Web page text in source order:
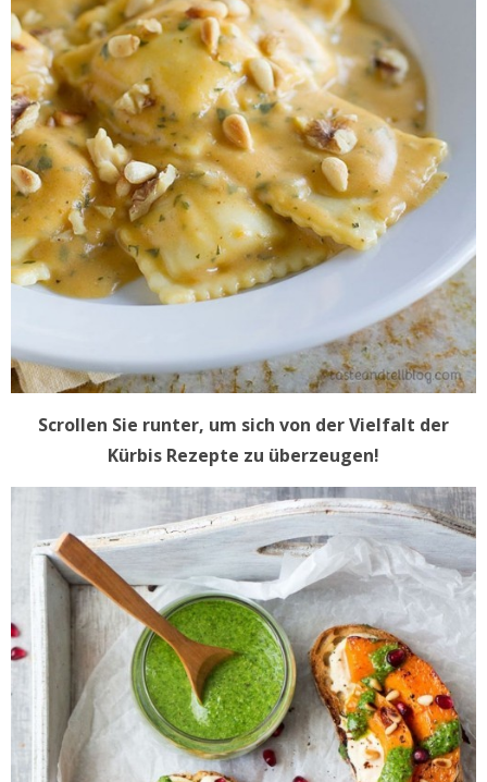
Scrollen Sie runter, um sich von der Vielfalt der
Kürbis Rezepte zu überzeugen!